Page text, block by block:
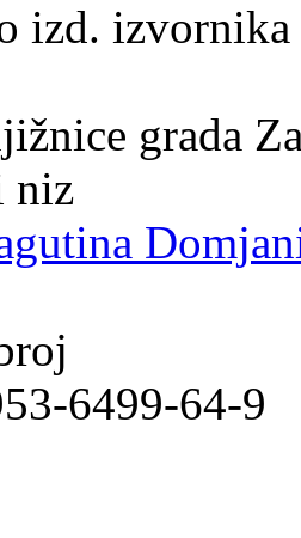
izd.
grada
niz
6499-64-9